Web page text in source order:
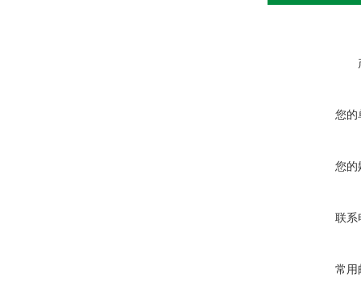
您的
您的
联系
常用